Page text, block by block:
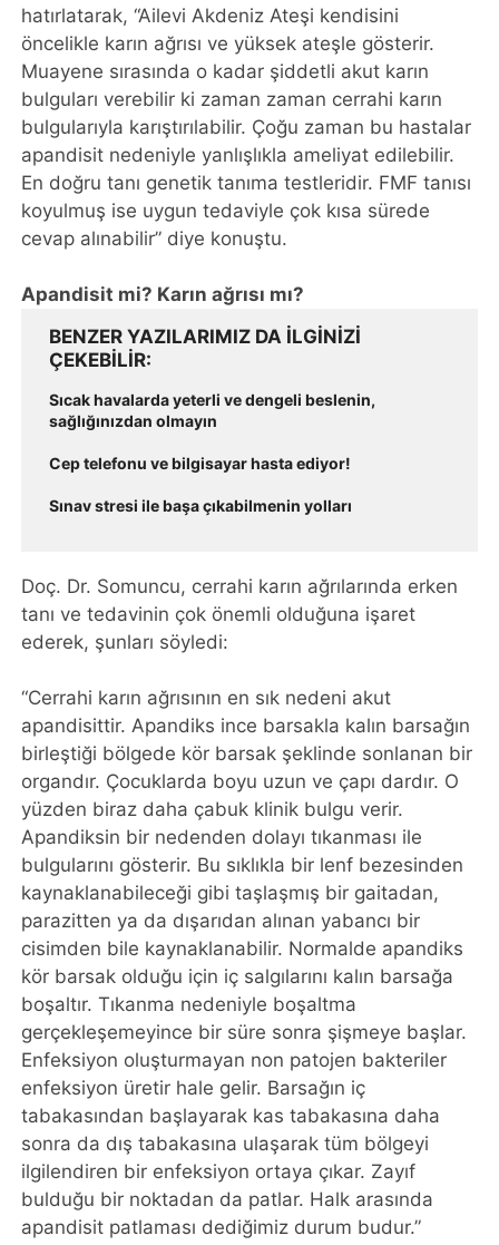
hatırlatarak, “Ailevi Akdeniz Ateşi kendisini
öncelikle karın ağrısı ve yüksek ateşle gösterir.
Muayene sırasında o kadar şiddetli akut karın
bulguları verebilir ki zaman zaman cerrahi karın
bulgularıyla karıştırılabilir. Çoğu zaman bu hastalar
apandisit nedeniyle yanlışlıkla ameliyat edilebilir.
En doğru tanı genetik tanıma testleridir. FMF tanısı
koyulmuş ise uygun tedaviyle çok kısa sürede
cevap alınabilir” diye konuştu.
Apandisit mi? Karın ağrısı mı?
BENZER YAZILARIMIZ DA ILGINIZI
ÇEKEBILIR
Sıcak havalarda yeterli ve dengeli beslenin,
sağlığınızdan olmayın
Cep telefonu ve bilgisayar hasta ediyor!
Sınav stresi ile başa çıkabilmenin yolları
Doç. Dr. Somuncu, cerrahi karın ağrılarında erken
tanı ve tedavinin çok önemli olduğuna işaret
ederek, şunları söyledi:
“Cerrahi karın ağrısının en sık nedeni akut
apandisittir. Apandiks ince barsakla kalın barsağın
birleştiği bölgede kör barsak şeklinde sonlanan bir
organdır. Çocuklarda boyu uzun ve çapı dardır. O
yüzden biraz daha çabuk klinik bulgu verir.
Apandiksin bir nedenden dolayı tıkanması ile
bulgularını gösterir. Bu sıklıkla bir lenf bezesinden
kaynaklanabileceği gibi taşlaşmış bir gaitadan,
parazitten ya da dışarıdan alınan yabancı bir
cisimden bile kaynaklanabilir. Normalde apandiks
kör barsak olduğu için iç salgılarını kalın barsağa
boşaltır. Tıkanma nedeniyle boşaltma
gerçekleşemeyince bir süre sonra şişmeye başlar.
Enfeksiyon oluşturmayan non patojen bakteriler
enfeksiyon üretir hale gelir. Barsağın iç
tabakasından başlayarak kas tabakasına daha
sonra da dış tabakasına ulaşarak tüm bölgeyi
ilgilendiren bir enfeksiyon ortaya çıkar. Zayıf
bulduğu bir noktadan da patlar. Halk arasında
apandisit patlaması dediğimiz durum budur.”